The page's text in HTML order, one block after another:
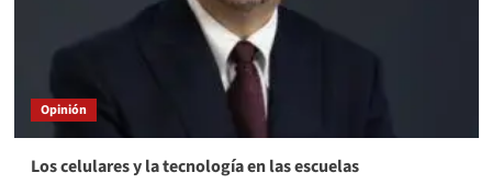
Opinión
Los celulares y la tecnología en las escuelas